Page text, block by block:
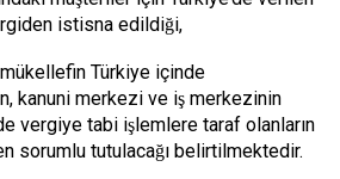
istisna edildiği,
Türkiye içinde
kanuni merkezi ve iş merkezinin
vergiye tabi işlemlere taraf olanların
sorumlu tutulacağı belirtilmektedir.